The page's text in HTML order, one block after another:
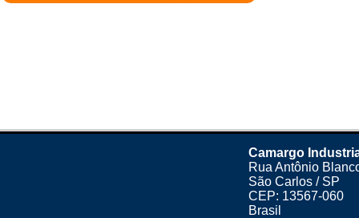
Camargo
Rua Antônio
São Carlos / SP
CEP: 13567-060
Brasil